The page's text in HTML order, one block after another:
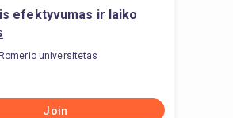
efektyvumas ir laiko
universitetas
Join